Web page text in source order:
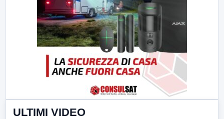
ULTIMI VIDEO